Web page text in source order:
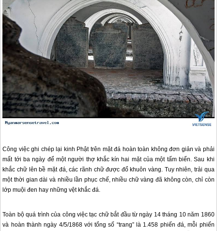
Công việc ghi chép lại kinh Phật trên mặt đá hoàn toàn không đơn giản và phải
mất tới ba ngày để một người thợ khắc kín hai mặt của một tấm biển. Sau khi
khắc chữ lên bề mặt đá, các rãnh chữ được đổ khuôn vàng. Tuy nhiên, trải qua
một thời gian dài và nhiều lần phục chế, nhiều chữ vàng đã không còn, chỉ còn
lớp muội đen hay những vệt khắc đá.
Toàn bộ quá trình của công việc tạc chữ bắt đầu từ ngày 14 tháng 10 năm 1860
và hoàn thành ngày 4/5/1868 với tổng số “trang” là 1.458 phiến đá, mỗi phiến